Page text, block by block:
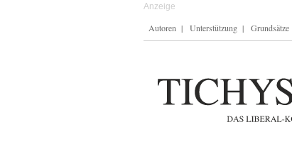
Autoren Unterstützung Grundsätze